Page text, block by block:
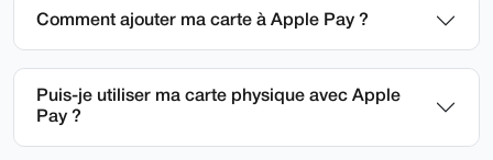
Comment ajouter ma carte à Apple Pay ?
Puis-je utiliser ma carte physique avec Apple
Pay ?